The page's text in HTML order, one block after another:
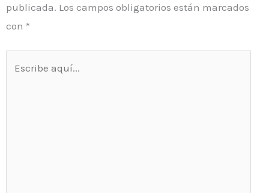
publicada. Los campos obligatorios están marcados
con *